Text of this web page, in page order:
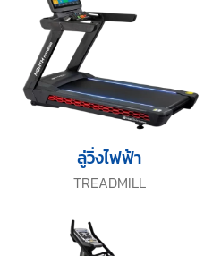
TREADMILL
ลู่วิ่งไฟฟ้า